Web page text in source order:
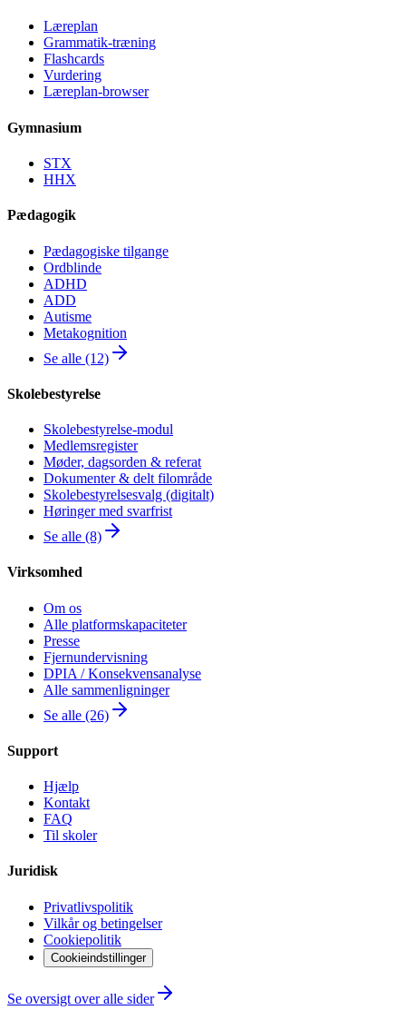
Læreplan
Grammatik-træning
Flashcards
Vurdering
Læreplan-browser
Gymnasium
STX
HHX
Pædagogik
Pædagogiske tilgange
Ordblinde
ADHD
ADD
Autisme
Metakognition
Se alle (12)
Skolebestyrelse
Skolebestyrelse-modul
Medlemsregister
Møder, dagsorden & referat
Dokumenter & delt filområde
Skolebestyrelsesvalg (digitalt)
Høringer med svarfrist
Se alle (8)
Virksomhed
Om os
Alle platformskapaciteter
Presse
Fjernundervisning
DPIA / Konsekvensanalyse
Alle sammenligninger
Se alle (26)
Support
Hjælp
Kontakt
FAQ
Til skoler
Juridisk
Privatlivspolitik
Vilkår og betingelser
Cookiepolitik
Cookieindstillinger
Se oversigt over alle sider